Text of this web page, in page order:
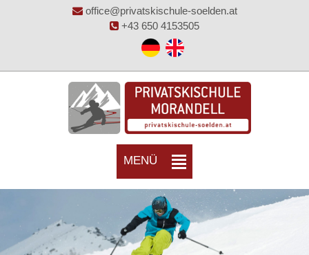
office@privatskischule-soelden.at
+43 650 4153505
MENÜ